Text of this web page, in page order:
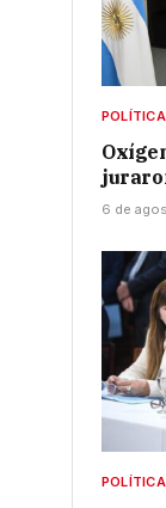
POLÍTICA
6 de
POLÍTICA